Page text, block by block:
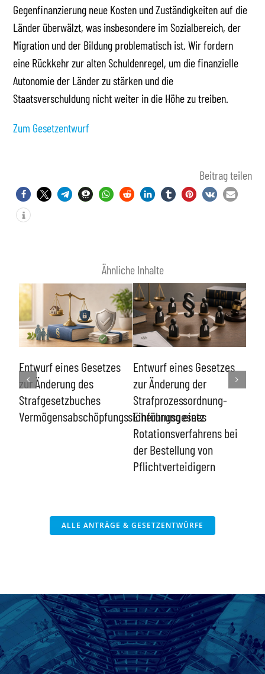
Gegenfinanzierung neue Kosten und Zuständigkeiten auf die
Länder überwälzt, was insbesondere im Sozialbereich, der
Migration und der Bildung problematisch ist. Wir fordern
eine Rückkehr zur alten Schuldenregel, um die finanzielle
Autonomie der Länder zu stärken und die
Staatsverschuldung nicht weiter in die Höhe zu treiben.
Zum Gesetzentwurf
Beitrag teilen
Ähnliche Inhalte
Entwurf eines Gesetzes
zur Änderung des
Strafgesetzbuches
Vermögensabschöpfungssicherungsgesetz
Entwurf eines Gesetzes
zur Änderung der
Strafprozessordnung-
Einführung eines
Rotationsverfahrens bei
der Bestellung von
Pflichtverteidigern
ALLE ANTRÄGE & GESETZENTWÜRFE